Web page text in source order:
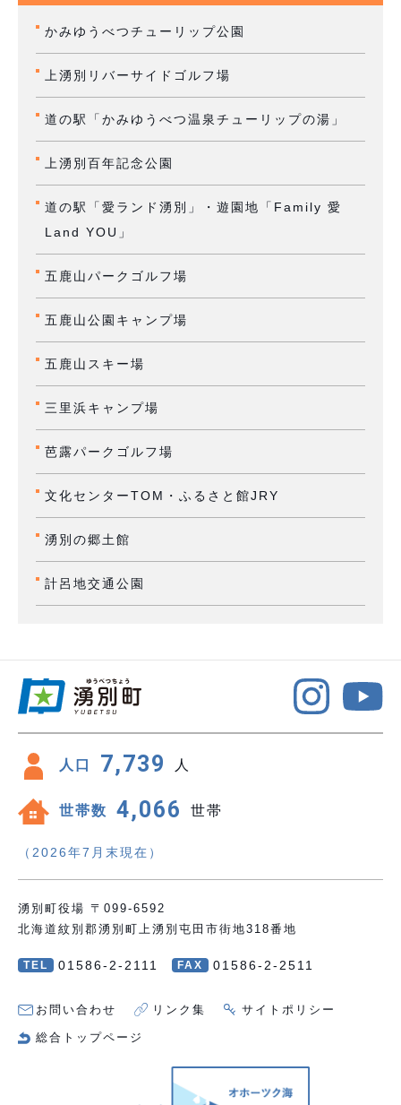
かみゆうべつチューリップ公園
上湧別リバーサイドゴルフ場
道の駅「かみゆうべつ温泉チューリップの湯」
上湧別百年記念公園
道の駅「愛ランド湧別」・遊園地「Family 愛
Land YOU」
五鹿山パークゴルフ場
五鹿山公園キャンプ場
五鹿山スキー場
三里浜キャンプ場
芭露パークゴルフ場
文化センターTOM・ふるさと館JRY
湧別の郷土館
計呂地交通公園
人口 7,739 人
世帯数 4,066 世帯
（2026年7月末現在）
湧別町役場 〒099-6592
北海道紋別郡湧別町上湧別屯田市街地318番地
TEL 01586-2-2111 FAX 01586-2-2511
お問い合わせ リンク集 サイトポリシー
総合トップページ